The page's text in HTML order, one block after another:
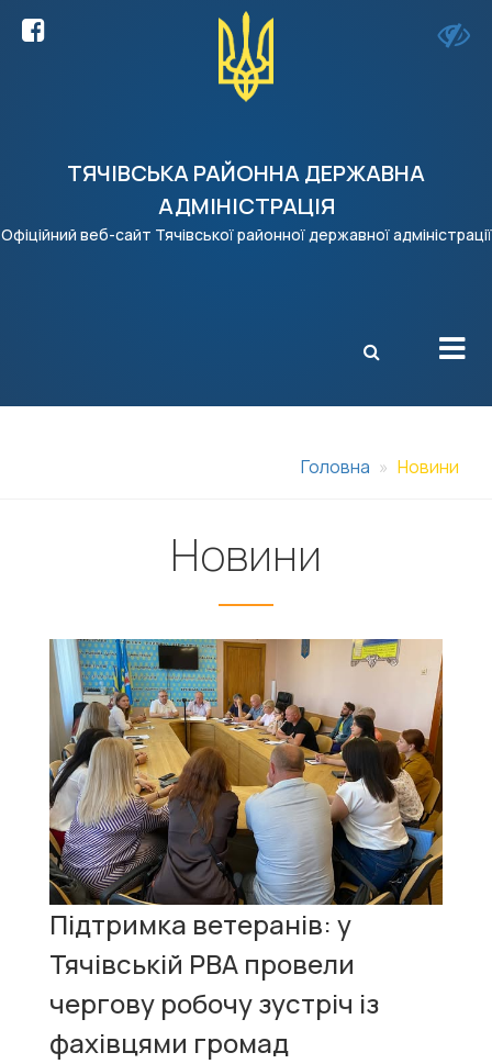
ТЯЧІВСЬКА РАЙОННА ДЕРЖАВНА
АДМІНІСТРАЦІЯ
Офіційний веб-сайт Тячівської районної державної адміністрації
X
Головна Новини
Новини
Підтримка ветеранів: у
Тячівській РВА провели
чергову робочу зустріч із
фахівцями громад